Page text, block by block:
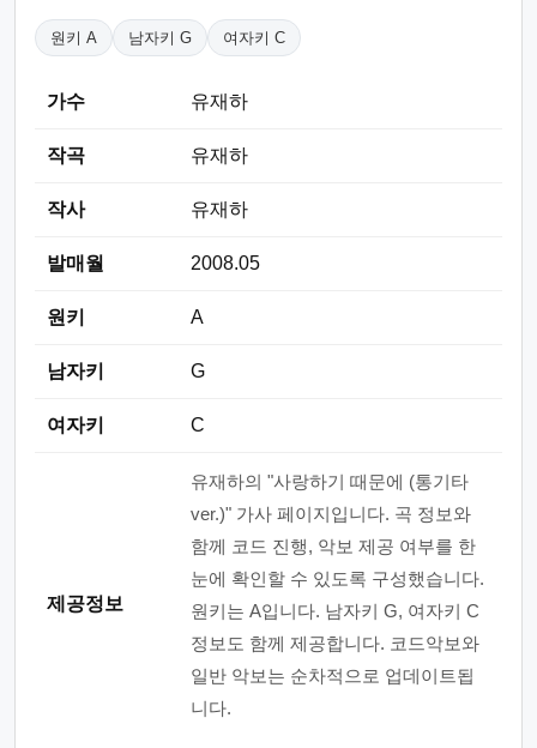
원키 A 남자키 G 여자키 C
가수 유재하
작곡 유재하
작사 유재하
발매월 2008.05
원키 A
남자키 G
여자키 C
제공정보
유재하의 "사랑하기 때문에 (통기타
ver.)" 가사 페이지입니다. 곡 정보와
함께 코드 진행, 악보 제공 여부를 한
눈에 확인할 수 있도록 구성했습니다.
원키는 A입니다. 남자키 G, 여자키 C
정보도 함께 제공합니다. 코드악보와
일반 악보는 순차적으로 업데이트됩
니다.